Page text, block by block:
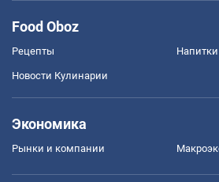
Food Oboz
Рецепты Напитки
Новости Кулинарии
Экономика
Рынки и компании